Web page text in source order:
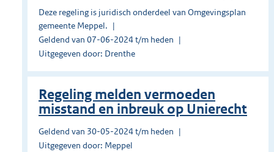
Deze regeling is juridisch onderdeel van Omgevingsplan
gemeente Meppel.
Geldend van 07-06-2024 t/m heden
Uitgegeven door: Drenthe
Regeling melden vermoeden
misstand en inbreuk op Unierecht
Geldend van 30-05-2024 t/m heden
Uitgegeven door: Meppel